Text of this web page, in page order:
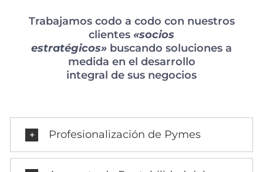
Trabajamos codo a codo con nuestros
clientes «socios
estratégicos» buscando soluciones a
medida en el desarrollo
integral de sus negocios
Profesionalización de Pymes